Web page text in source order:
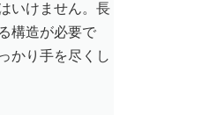
いけません。長
構造が必要で
かり手を尽くし